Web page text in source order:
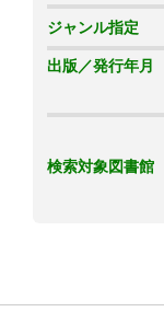
ジャンル指定
出版／発行年月
検索対象図書館